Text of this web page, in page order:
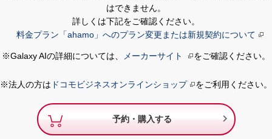
はできません。
詳しくは下記をご確認ください。
料金プラン「ahamo」へのプラン変更または新規契約について
※Galaxy AIの詳細については、 メーカーサイト をご確認ください。
※法人の方は ドコモビジネスオンラインショップ をご利用ください。
予約・購入する 